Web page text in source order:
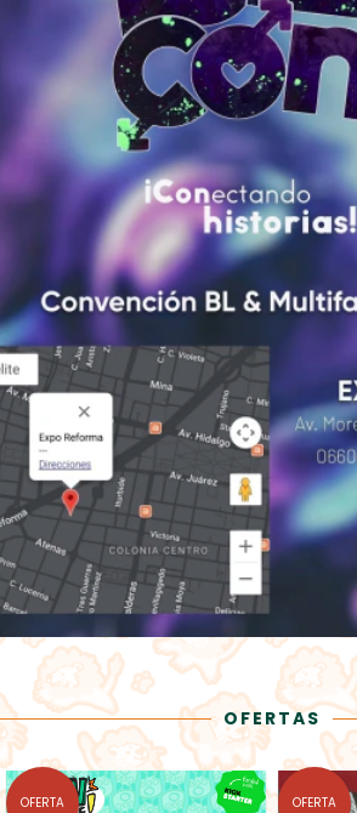
OFERTAS
OFERTA OFERTA